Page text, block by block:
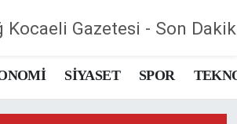
SİYASET SPOR
Rüşvet Operasyonu: Orman